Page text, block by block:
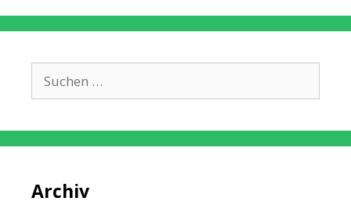
nach:
Archiv